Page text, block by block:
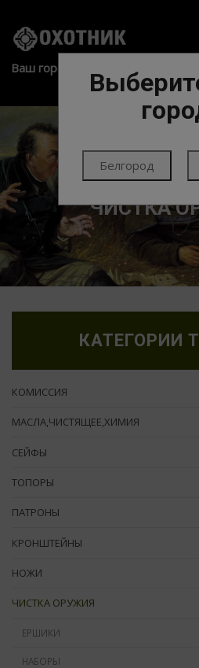
Ваш город:
Белгород
ЧИСТКА
КАТЕГОРИИ
КОМИССИЯ
МАСЛА,ЧИСТЯЩЕЕ,ХИМИЯ
СЕЙФЫ
ТОПОРЫ
ПАТРОНЫ
КРОНШТЕЙНЫ
НОЖИ
ЧИСТКА ОРУЖИЯ
ЕРШИКИ
НАБОРЫ